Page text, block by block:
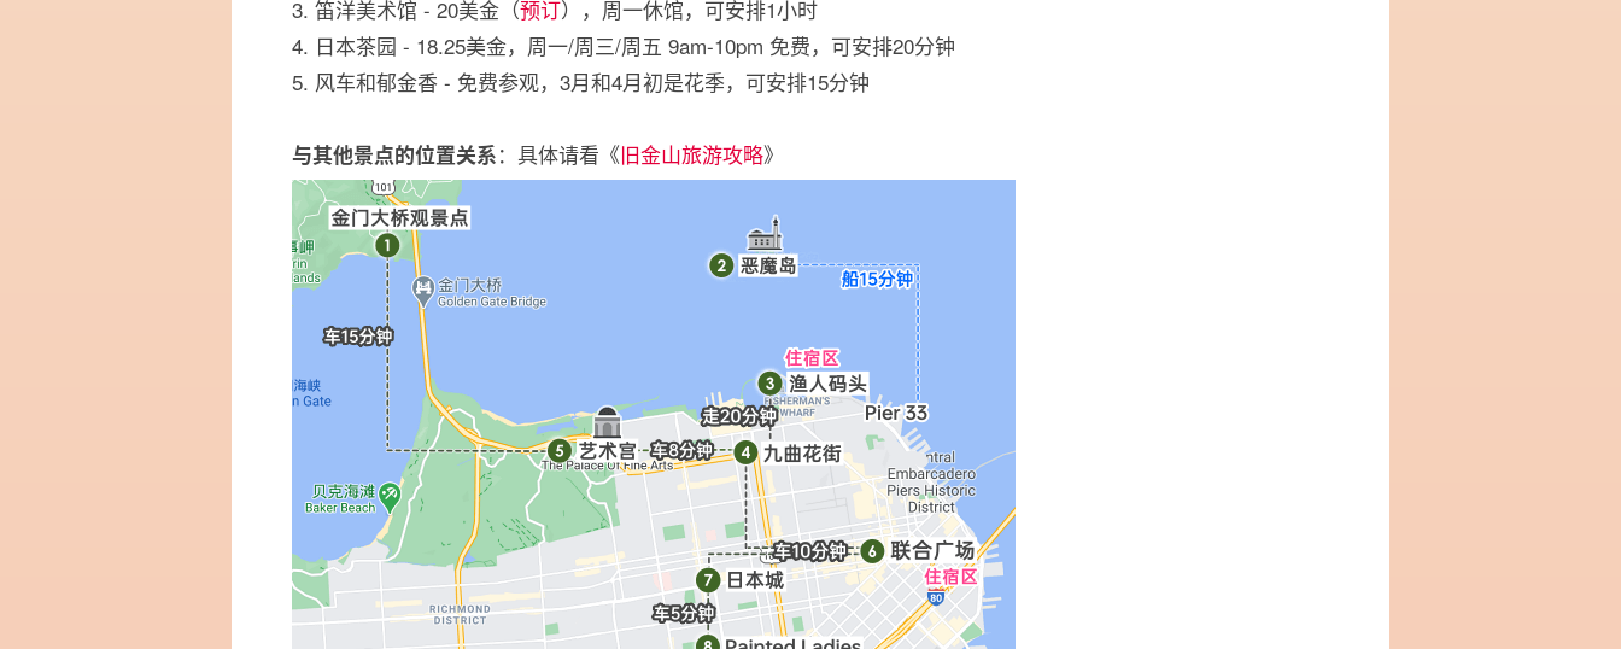
3. 笛洋美术馆 - 20美金（预订），周一休馆，可安排1小时
4. 日本茶园 - 18.25美金，周一/周三/周五 9am-10pm 免费，可安排20分钟
5. 风车和郁金香 - 免费参观，3月和4月初是花季，可安排15分钟
与其他景点的位置关系：具体请看《旧金山旅游攻略》